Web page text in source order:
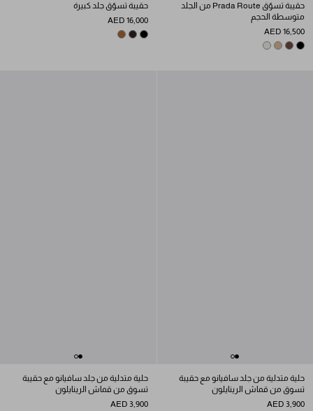
حقيبة تسوّق Prada Route من الجلد
متوسطة الحجم
AED 16,500
BLACK
COCOA BROWN
SAND BEIGE
CHALK WHITE
حقيبة تسوّق جلد كبيرة
AED 16,000
BLACK
BRIARWOOD
COGNAC
حلية متدلية من جلد سافيانو مع حقيبة
تسوق من قماش الرينايلون
AED 3,900
حلية متدلية من جلد سافيانو مع حقيبة
تسوق من قماش الرينايلون
AED 3,900